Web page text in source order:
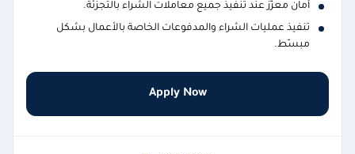
أمان معزّز عند تنفيذ جميع معاملات الشراء بالتجزئة.
تنفيذ عمليات الشراء والمدفوعات الخاصة بالأعمال بشكل
مبسّط.
Apply Now